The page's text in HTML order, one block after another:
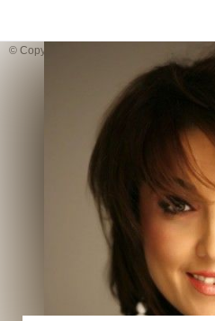
© Copyright: